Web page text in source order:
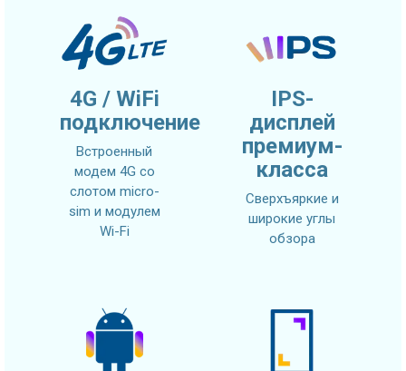
4G / WiFi
подключение
Встроенный
модем 4G со
слотом micro-
sim и модулем
Wi-Fi
IPS-
дисплей
премиум-
класса
Сверхъяркие и
широкие углы
обзора